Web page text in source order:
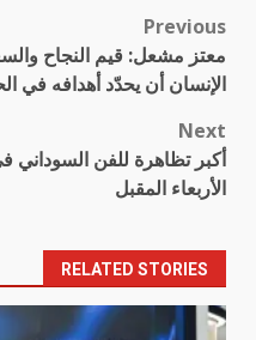
Post
navigation
Previous
معتز مشعل: قيم النجاح
الإنسان أن يحدّد أهدافه في
Next
أكبر تظاهرة للفن
الأربعاء المقبل
RELATED STORIES